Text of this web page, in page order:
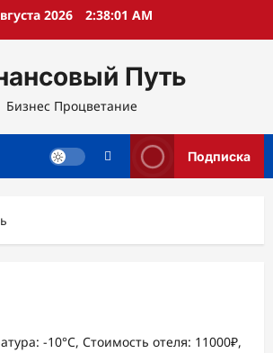
2026 2:38:01 AM
Путь
Бизнес Процветание
Подписка
-10°C, Стоимость отеля: 11000₽,